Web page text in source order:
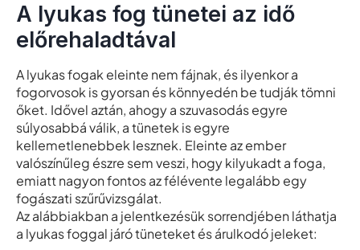
A lyukas fog tünetei az idő
előrehaladtával
A lyukas fogak eleinte nem fájnak, és ilyenkor a
fogorvosok is gyorsan és könnyedén be tudják tömni
őket. Idővel aztán, ahogy a szuvasodás egyre
súlyosabbá válik, a tünetek is egyre
kellemetlenebbek lesznek. Eleinte az ember
valószínűleg észre sem veszi, hogy kilyukadt a foga,
emiatt nagyon fontos az félévente legalább egy
fogászati szűrűvizsgálat.
Az alábbiakban a jelentkezésük sorrendjében láthatja
a lyukas foggal járó tüneteket és árulkodó jeleket: